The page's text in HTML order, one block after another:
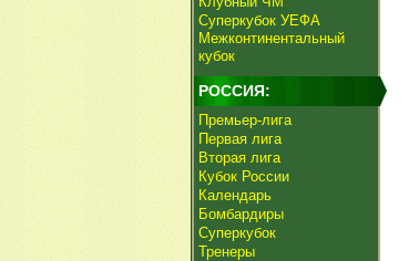
Суперкубок УЕФА
Межконтинентальный
кубок
РОССИЯ:
Премьер-лига
Первая лига
Вторая лига
Кубок России
Календарь
Бомбардиры
Суперкубок
Тренеры